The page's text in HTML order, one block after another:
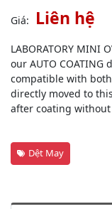
Giá: Liên hệ
LABORATORY MINI
our AUTO
compatible with
directly moved to
after coating
Dệt May